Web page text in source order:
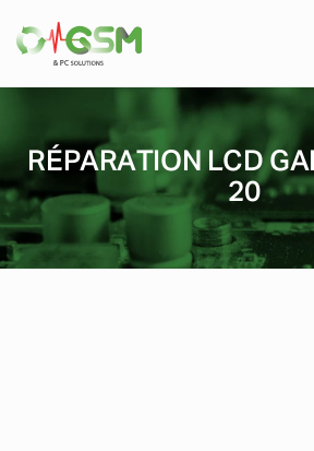
RÉPARATION LCD
20